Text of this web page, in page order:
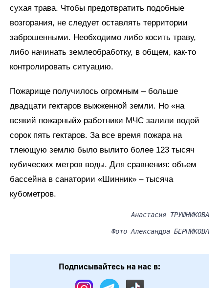
сухая трава. Чтобы предотвратить подобные
возгорания, не следует оставлять территории
заброшенными. Необходимо либо косить траву,
либо начинать землеобработку, в общем, как-то
контролировать ситуацию.
Пожарище получилось огромным – больше
двадцати гектаров выжженной земли. Но «на
всякий пожарный» работники МЧС залили водой
сорок пять гектаров. За все время пожара на
тлеющую землю было вылито более 123 тысяч
кубических метров воды. Для сравнения: объем
бассейна в санатории «Шинник» – тысяча
кубометров.
Анастасия ТРУШНИКОВА
Фото Александра БЕРНИКОВА
Подписывайтесь на нас в: